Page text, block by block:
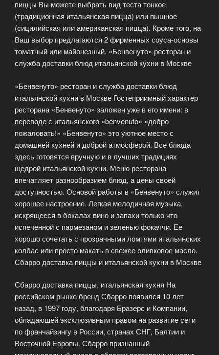
пиццы Вы можете выбрать вид теста тонкое
(традиционная итальянская пицца) или пышное
(сицилийская или американская пицца). Кроме того, на
Ваш выбор предлагаются 2 фирменных соуса-основы
томатный или майонезный. «Бенвенуто» ресторан и
служба доставки блюд итальянской кухни в Москве
«Бенвенуто» ресторан и служба доставки блюд
итальянской кухни в Москве Гостеприимный характер
ресторана «Бенвенуто» заложен уже в его имени: в
переводе с итальянского «benvenuto» «добро
пожаловать!» «Бенвенуто» это уютное место с
домашней кухней и доброй атмосферой. Все блюда
здесь готовятся вручную и в лучших традициях
щедрой итальянской кухни. Меню ресторана
впечатляет разнообразием блюд, а цены своей
доступностью. Основой работы в «Бенвенуто» служит
хорошее настроение. Легкая мелодичная музыка,
искрящееся в бокалах вино и запахи только что
испеченной с пармезаном и зеленью фокаччи. Ее
хорошо сочетать с прозрачными ломтями итальянских
колбас или просто макать в свежее оливковое масло.
Сбарро доставка пиццы и итальянской кухни в Москве
Сбарро доставка пиццы, итальянская кухня На
российском рынке бренд Сбарро появился 10 лет
назад, в 1997 году, благодаря Бразерс и Компании,
обладающей эксклюзивным правом на развитие сети
по франчайзингу в России, странах СНГ, Балтии и
Восточной Европы. Сбарро признанный